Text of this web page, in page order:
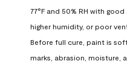
77°F and 50% RH with
higher humidity, or poor
Before full cure, paint is
marks, abrasion, moisture,